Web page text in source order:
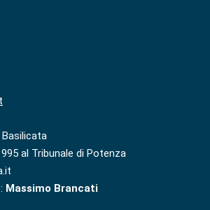
Basilicata
al Tribunale di Potenza
Massimo Brancati